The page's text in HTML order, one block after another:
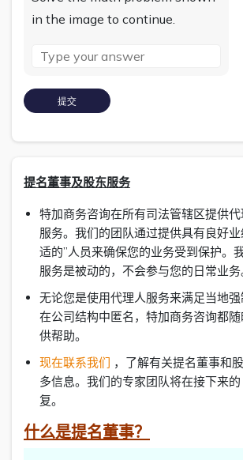
in the image to continue.
提名董事及股东服务
特加商务咨询在所有司法管辖区提供
服务。我们的团队通过提供具有良好
适的”人员来确保您的业务受到保护。
服务是被动的，不会参与您的日常
无论您是使用代理人服务来满足当地
在公司结构中匿名，特加商务咨询都
供帮助。
现在联系我们 ，了解有关提名董事和
多信息。我们的专家团队将在接下来
复。
什么是提名董事？